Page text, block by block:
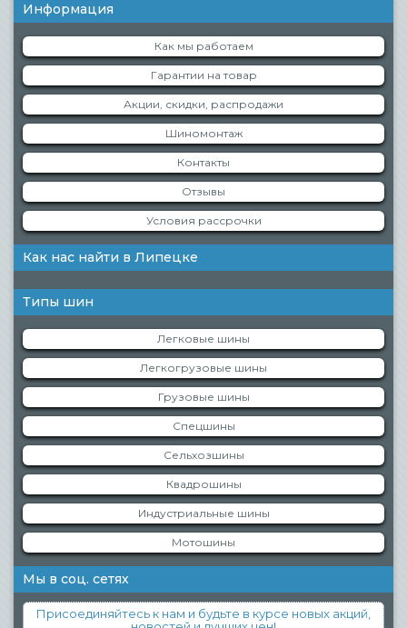
Информация
Как мы работаем
Гарантии на товар
Акции, скидки, распродажи
Шиномонтаж
Контакты
Отзывы
Условия рассрочки
Как нас найти в Липецке
Типы шин
Легковые шины
Легкогрузовые шины
Грузовые шины
Спецшины
Сельхозшины
Квадрошины
Индустриальные шины
Мотошины
Мы в соц. сетях
Присоединяйтесь к нам и будьте в курсе новых акций,